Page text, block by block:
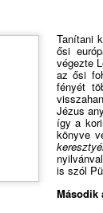
Tanítani
ősi
végezte
az ősi
fényét
visszahan
Jézus
így a
könyve
ke
nyilvánv
is szól
Második
A FORRÓ
VALAMIT…
NYÁRI
ANALÓG